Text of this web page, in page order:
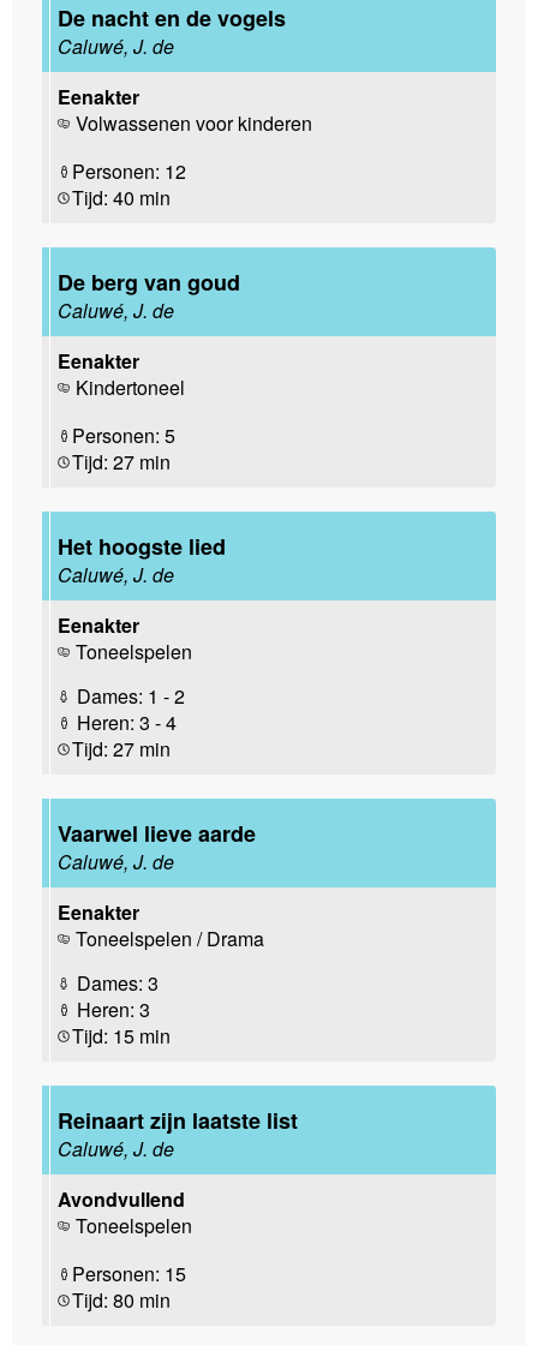
De nacht en de vogels
Caluwé, J. de
Eenakter
Volwassenen voor kinderen
Personen: 12
Tijd: 40 min
De berg van goud
Caluwé, J. de
Eenakter
Kindertoneel
Personen: 5
Tijd: 27 min
Het hoogste lied
Caluwé, J. de
Eenakter
Toneelspelen
Dames: 1 - 2
Heren: 3 - 4
Tijd: 27 min
Vaarwel lieve aarde
Caluwé, J. de
Eenakter
Toneelspelen / Drama
Dames: 3
Heren: 3
Tijd: 15 min
Reinaart zijn laatste list
Caluwé, J. de
Avondvullend
Toneelspelen
Personen: 15
Tijd: 80 min